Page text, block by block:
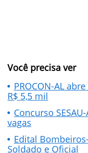
Você precisa ver
PROCON-AL
R$ 5,5 mil
Concurso
vagas
Edital
Soldado e Oficial